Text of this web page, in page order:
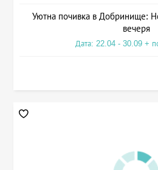
Уютна почивка в Добринище:
вечеря
Дата: 22.04 - 30.09 +